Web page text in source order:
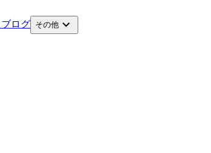
ブログ その他 expand_more